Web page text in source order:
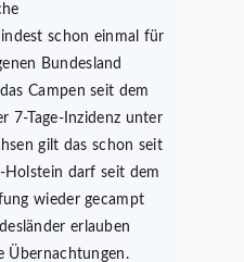
schon einmal für
Bundesland
Campen seit dem
7-Tage-Inzidenz unter
gilt das schon seit
Holstein darf seit dem
wieder gecampt
erlauben
Übernachtungen.